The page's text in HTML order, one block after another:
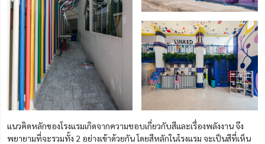
แนวคิดหลักของโรงแรมเกิดจากความชอบเกี่ยวกับสีและเรื่องพลังงาน จึง
พยายามที่จะรวมทั้ง 2 อย่างเข้าด้วยกัน โดยสีหลักในโรงแรม จะเป็นสีที่เห็น